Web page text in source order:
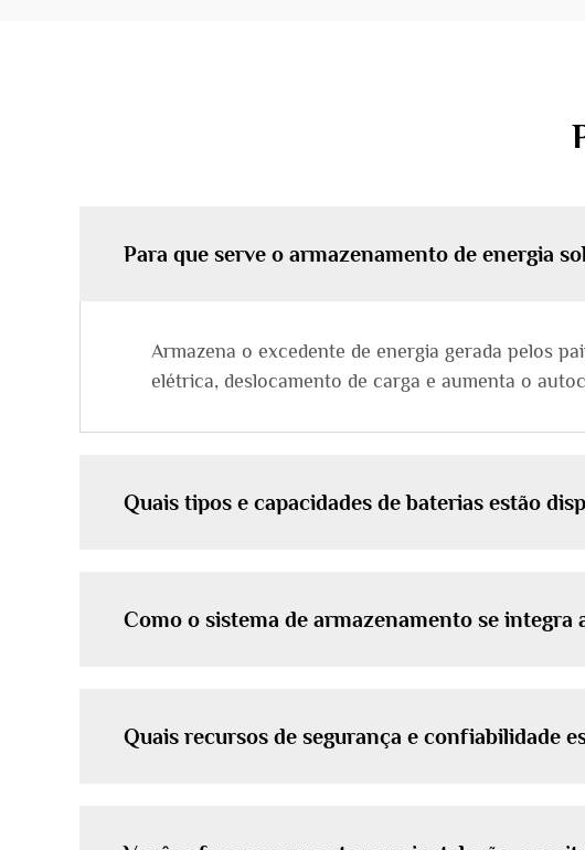
Para que serve o armazenamento de energia
Armazena o excedente de energia gerada pelos
elétrica, deslocamento de carga e aumenta o
Quais tipos e capacidades de baterias estão
Como o sistema de armazenamento se
Quais recursos de segurança e confiabilidade